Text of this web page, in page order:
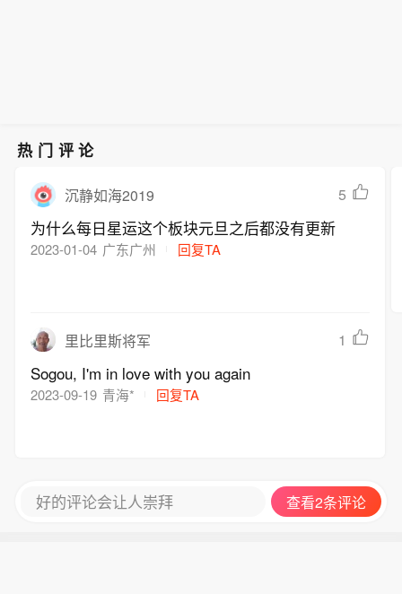
热门评论
沉静如海2019 5
为什么每日星运这个板块元旦之后都没有更新
2023-01-04 广东广州 回复TA
里比里斯将军 1
Sogou, I'm in love with you again
2023-09-19 青海* 回复TA
好的评论会让人崇拜 查看2条评论